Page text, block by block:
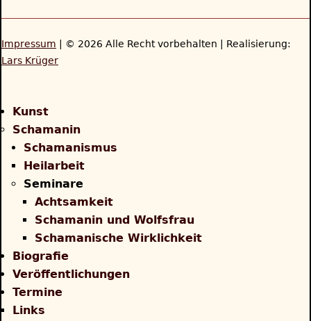
Impressum | © 2026 Alle Recht vorbehalten | Realisierung:
Lars Krüger
to
top
Kunst
Schamanin
Schamanismus
Heilarbeit
Seminare
Achtsamkeit
Schamanin und Wolfsfrau
Schamanische Wirklichkeit
Biografie
Veröffentlichungen
Termine
Links